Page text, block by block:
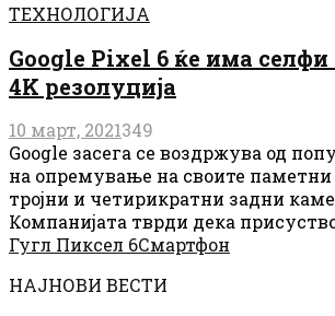
ТЕХНОЛОГИЈА
Google Pixel 6 ќе има селфи
4K резолуција
10 март, 2021349
Google засега се воздржува од
на опремување на своите паметни
тројни и четирикратни задни
Компанијата тврди дека
Гугл Пиксел 6Смартфон
НАЈНОВИ ВЕСТИ